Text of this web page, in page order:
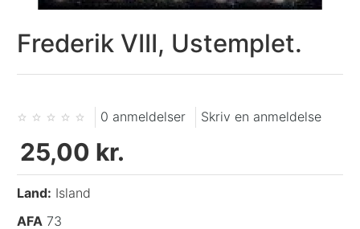
Frederik VIII, Ustemplet.
0 anmeldelser Skriv en anmeldelse
25,00 kr.
Land: Island
AFA 73